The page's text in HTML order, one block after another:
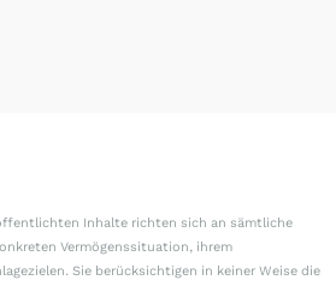
Inhalte richten sich an sämtliche
Vermögenssituation, ihrem
Sie berücksichtigen in keiner Weise die